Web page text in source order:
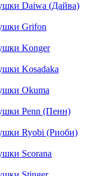
Daiwa (Дайва)
Grifon
Konger
Kosadaka
Okuma
Penn (Пенн)
Ryobi (Риоби)
Scorana